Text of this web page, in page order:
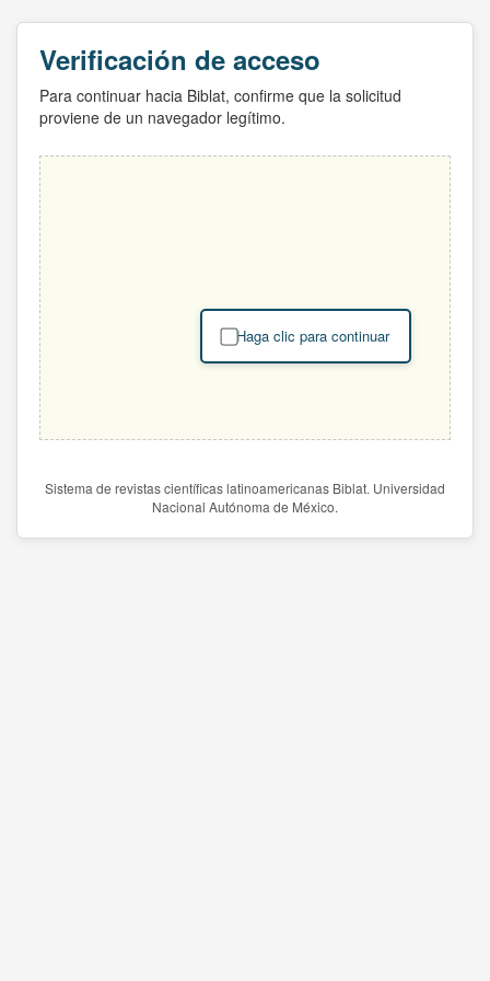
Verificación de acceso
Para continuar hacia Biblat, confirme que la solicitud
proviene de un navegador legítimo.
Haga clic para continuar
Sistema de revistas científicas latinoamericanas Biblat. Universidad
Nacional Autónoma de México.